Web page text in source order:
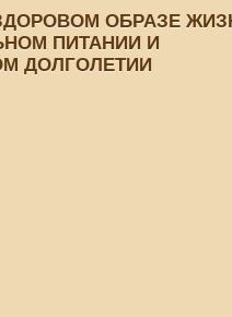
ОБРАЗЕ
ПИТАНИИ И
ДОЛГОЛЕТИИ